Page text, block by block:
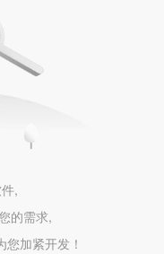
,
的需求,
加紧开发！